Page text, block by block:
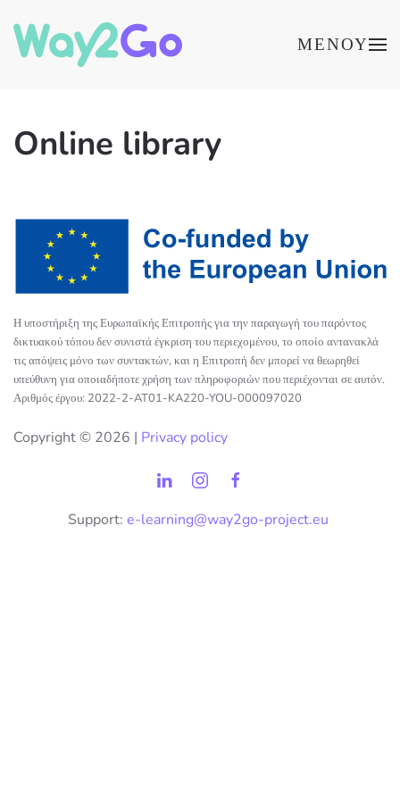
ΜΕΝΟΎ
Online library
Η υποστήριξη της Ευρωπαϊκής Επιτροπής για την παραγωγή του παρόντος
δικτυακού τόπου δεν συνιστά έγκριση του περιεχομένου, το οποίο αντανακλά
τις απόψεις μόνο των συντακτών, και η Επιτροπή δεν μπορεί να θεωρηθεί
υπεύθυνη για οποιαδήποτε χρήση των πληροφοριών που περιέχονται σε αυτόν.
Αριθμός έργου: 2022-2-AT01-KA220-YOU-000097020
Copyright © 2026 | Privacy policy
Support: e-learning@way2go-project.eu